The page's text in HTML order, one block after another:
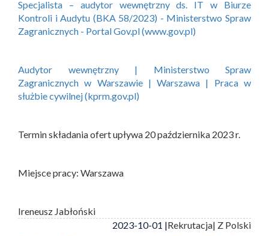
Specjalista – audytor wewnętrzny ds. IT w Biurze
Kontroli i Audytu (BKA 58/2023) - Ministerstwo Spraw
Zagranicznych - Portal Gov.pl (www.gov.pl)
Audytor wewnętrzny | Ministerstwo Spraw
Zagranicznych w Warszawie | Warszawa | Praca w
służbie cywilnej (kprm.gov.pl)
Termin składania ofert upływa 20 października 2023 r.
Miejsce pracy: Warszawa
Ireneusz Jabłoński
2023-10-01 |Rekrutacja| Z Polski